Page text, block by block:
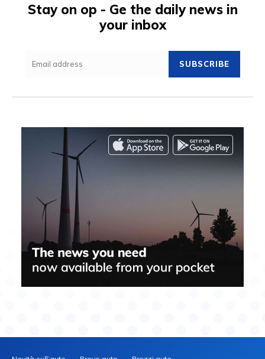
Stay on op - Ge the daily news in
your inbox
SUBSCRIBE